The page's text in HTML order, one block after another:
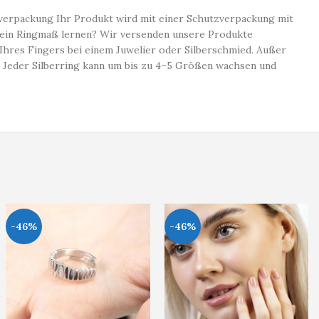
Ihr Produkt wird mit einer Schutzverpackung mit
Ringmaß lernen? Wir versenden unsere Produkte
Fingers bei einem Juwelier oder Silberschmied. Außer
Silberring kann um bis zu 4–5 Größen wachsen und
-46% -46%